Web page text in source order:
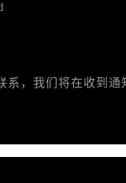
，我们将在收到